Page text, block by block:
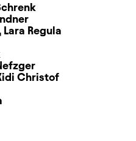
Lara Regula
Christof